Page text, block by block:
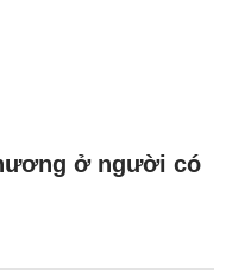
ở người có